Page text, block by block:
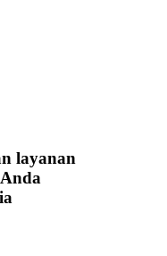
layanan